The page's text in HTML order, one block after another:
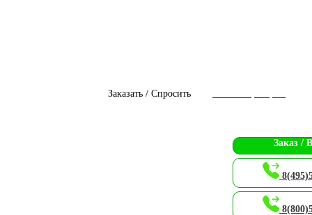
Заказать / Спросить
Заказ /